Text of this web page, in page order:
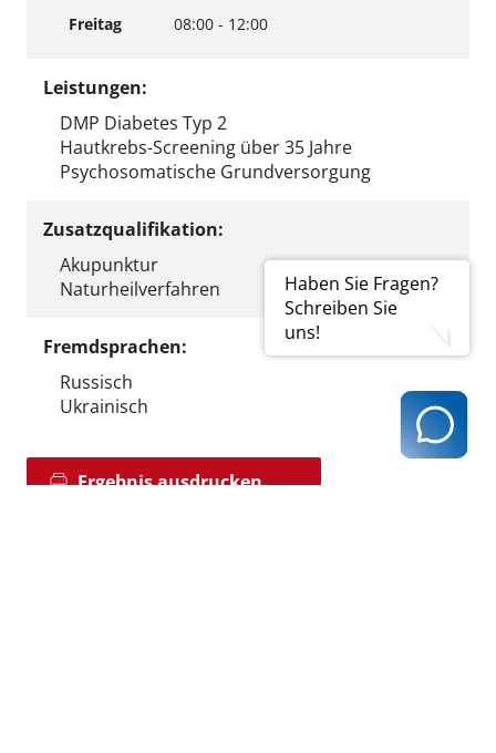
Haben Sie Fragen?
Schreiben Sie
uns!
Freitag
08:00 - 12:00
Leistungen:
DMP Diabetes Typ 2
Hautkrebs-Screening über 35 Jahre
Psychosomatische Grundversorgung
Zusatzqualifikation:
Akupunktur
Naturheilverfahren
Fremdsprachen:
Russisch
Ukrainisch
Ergebnis ausdrucken